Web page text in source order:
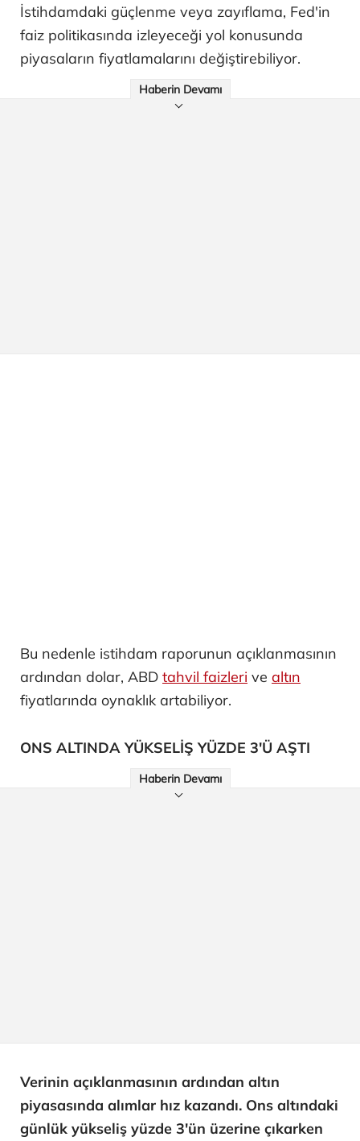
İstihdamdaki güçlenme veya zayıflama, Fed'in
faiz politikasında izleyeceği yol konusunda
piyasaların fiyatlamalarını değiştirebiliyor.
Haberin Devamı
Bu nedenle istihdam raporunun açıklanmasının
ardından dolar, ABD tahvil faizleri ve altın
fiyatlarında oynaklık artabiliyor.
ONS ALTINDA YÜKSELİŞ YÜZDE 3'Ü AŞTI
Haberin Devamı
Verinin açıklanmasının ardından altın
piyasasında alımlar hız kazandı. Ons altındaki
günlük yükseliş yüzde 3'ün üzerine çıkarken